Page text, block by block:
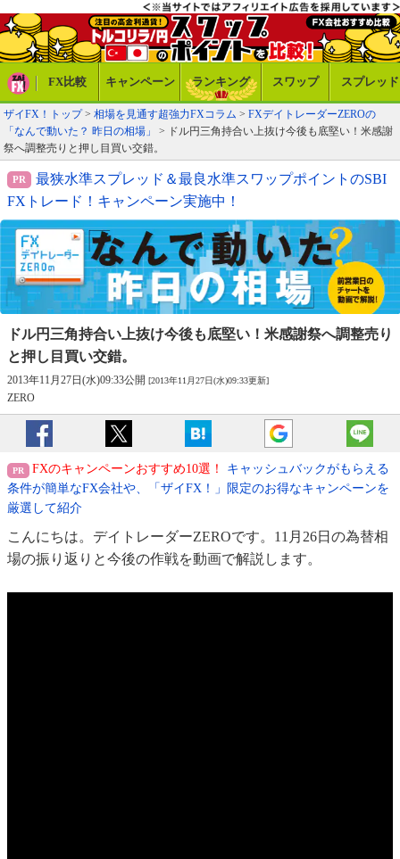
FX比較 キャンペーン ランキング スワップ スプレッド
ザイFX！トップ> 相場を見通す超強力FXコラム > FXデイトレーダーZEROの
「なんで動いた？ 昨日の相場」
> ドル円三角持合い上抜け今後も底堅い！米感謝
祭へ調整売りと押し目買い交錯。
最狭水準スプレッド＆最良水準スワップポイントのSBI
FXトレード！キャンペーン実施中！
ドル円三角持合い上抜け今後も底堅い！ 米感謝祭へ調整売り
と押し目買い交錯。
2013年11月27日(水)09:33公開 [2013年11月27日(水)09:33更新]
ZERO
FXのキャンペーンおすすめ10選！
キャッシュバックがもらえる
条件が簡単なFX会社や、「ザイFX！」限定のお得なキャンペーンを
厳選して紹介
こんにちは。デイトレーダーZEROです。11月26日の為替相
場の振り返りと今後の作戦を動画で解説します。